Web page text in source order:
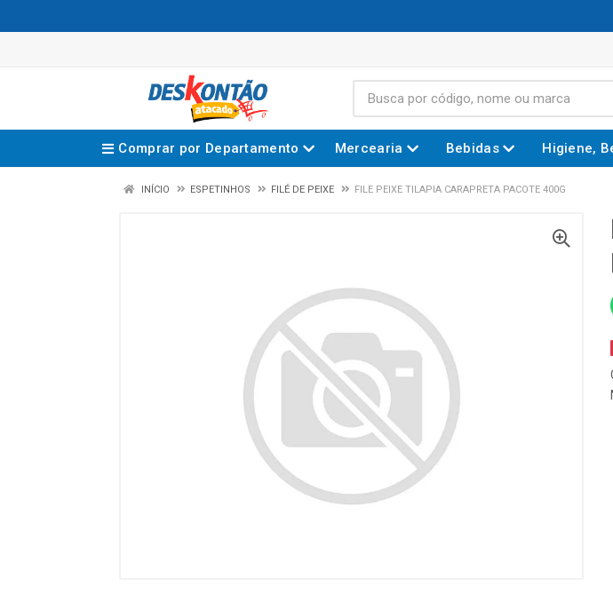
Comprar por Departamento Mercearia Bebidas Higiene,
INÍCIO ESPETINHOS FILÉ DE PEIXE FILE PEIXE TILAPIA CARAPRETA PACOTE 400G